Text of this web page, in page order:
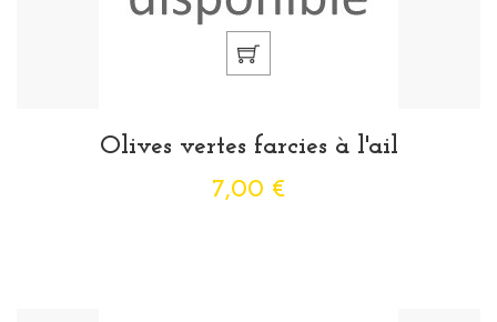
Olives vertes farcies à l'ail
7,00 €